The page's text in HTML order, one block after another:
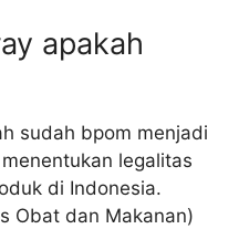
apakah
sudah bpom menjadi
legalitas
di Indonesia.
Obat dan Makanan)